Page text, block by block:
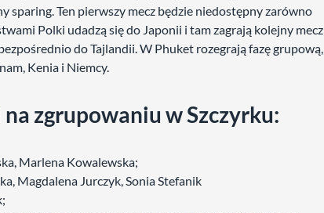
sparing. Ten pierwszy mecz będzie niedostępny zarówno
Polki udadzą się do Japonii i tam zagrają kolejny mecz
do Tajlandii. W Phuket rozegrają fazę grupową,
Kenia i Niemcy.
zgrupowaniu w Szczyrku:
Marlena Kowalewska;
Magdalena Jurczyk, Sonia Stefanik